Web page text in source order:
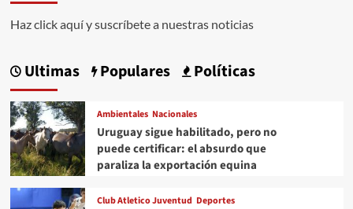
Haz click aquí y suscríbete a nuestras noticias
Ultimas Populares Políticas
Ambientales Nacionales
Uruguay sigue habilitado, pero no
puede certificar: el absurdo que
paraliza la exportación equina
Club Atletico Juventud Deportes